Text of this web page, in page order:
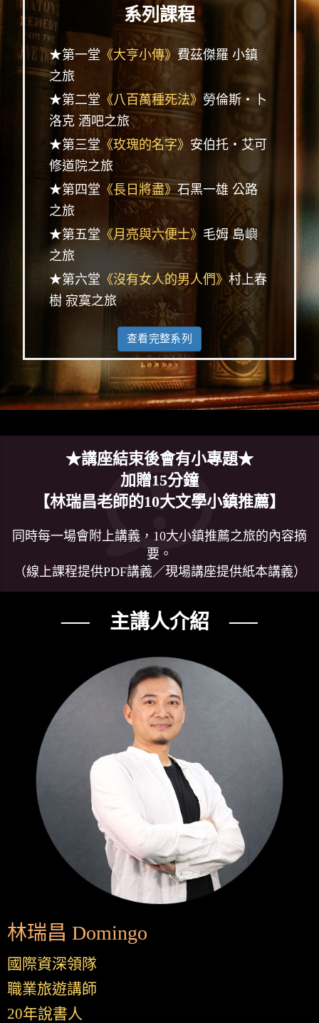
系列課程
★第一堂 《大亨小傳》 費茲傑羅 小鎮
之旅
★第二堂 《八百萬種死法》 勞倫斯‧卜
洛克 酒吧之旅
★第三堂 《玫瑰的名字》 安伯托‧艾可
修道院之旅
★第四堂 《長日將盡》石黑一雄 公路
之旅
★第五堂 《月亮與六便士》 毛姆 島嶼
之旅
★第六堂 《沒有女人的男人們》村上春
樹 寂寞之旅
查看完整系列
★講座結束後會有小專題★
加贈15分鐘
【林瑞昌老師的10大文學小鎮推薦】
同時每一場會附上講義，10大小鎮推薦之旅的內容摘
要。
（線上課程提供PDF講義／現場講座提供紙本講義）
── 主講人介紹 ──
林瑞昌 Domingo
國際資深領隊
職業旅遊講師
20年說書人